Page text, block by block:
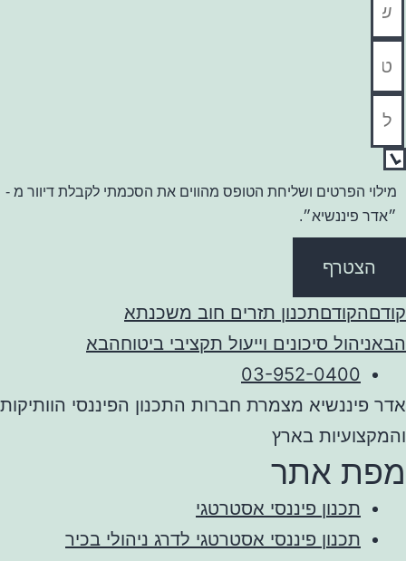
מילוי הפרטים ושליחת הטופס מהווים את הסכמתי לקבלת דיוור מ -
״אדר פיננשיא״.
הצטרף
קודםהקודםתכנון תזרים חוב משכנתא
הבאניהול סיכונים וייעול תקציבי ביטוחהבא
03-952-0400
אדר פיננשיא מצמרת חברות התכנון הפיננסי הוותיקות
והמקצועיות בארץ
מפת אתר
תכנון פיננסי אסטרטגי
תכנון פיננסי אסטרטגי לדרג ניהולי בכיר